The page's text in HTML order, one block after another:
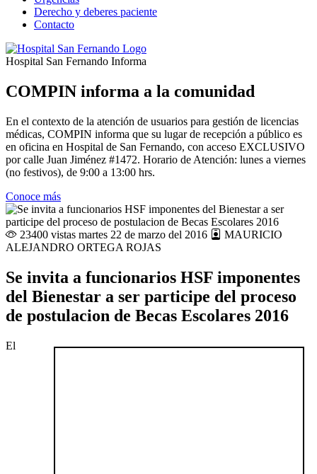
Derecho y deberes paciente
Contacto
Hospital San Fernando Informa
COMPIN informa a la comunidad
En el contexto de la atención de usuarios para gestión de licencias
médicas, COMPIN informa que su lugar de recepción a público es
en oficina en Hospital de San Fernando, con acceso EXCLUSIVO
por calle Juan Jiménez #1472. Horario de Atención: lunes a viernes
(no festivos), de 9:00 a 13:00 hrs.
Conoce más
23400 vistas martes 22 de marzo del 2016
MAURICIO
ALEJANDRO ORTEGA ROJAS
Se invita a funcionarios HSF imponentes
del Bienestar a ser participe del proceso
de postulacion de Becas Escolares 2016
El